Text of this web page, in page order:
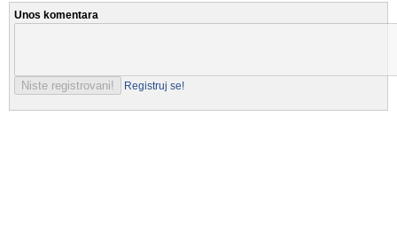
Unos komentara
Registruj se!